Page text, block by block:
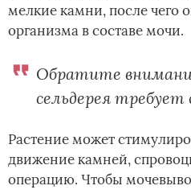
мелкие камни, после чего
организма в составе мочи.
Обратите
сельдерея
Растение может
движение камней,
операцию. Чтобы